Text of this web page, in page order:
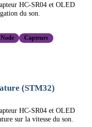
HC-SR04 et OLED
du son.
Capteurs
(STM32)
HC-SR04 et OLED
sur la vitesse du son.